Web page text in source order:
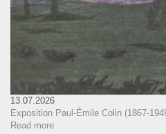
13.07.2026
Exposition Paul-Émile Colin (1867-
Read more